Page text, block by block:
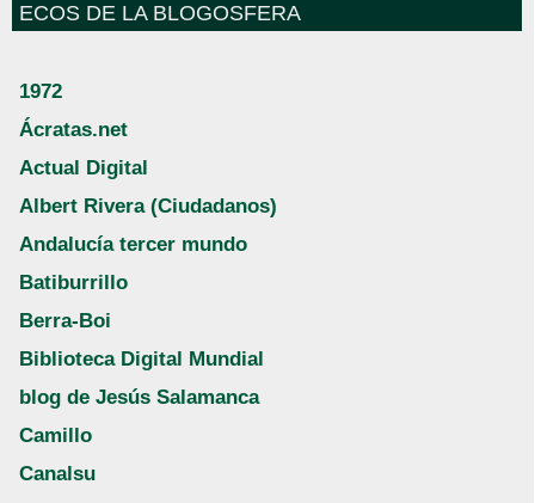
ECOS DE LA BLOGOSFERA
1972
Ácratas.net
Actual Digital
Albert Rivera (Ciudadanos)
Andalucía tercer mundo
Batiburrillo
Berra-Boi
Biblioteca Digital Mundial
blog de Jesús Salamanca
Camillo
Canalsu